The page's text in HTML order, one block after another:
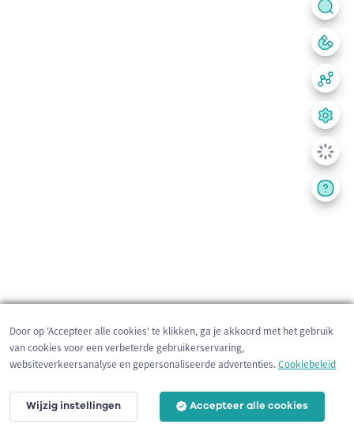
200 m
Door op 'Accepteer alle cookies' te klikken, ga je akkoord met het gebruik
van cookies voor een verbeterde gebruikerservaring,
websiteverkeersanalyse en gepersonaliseerde advertenties.Cookiebeleid
Wijzig instellingen Accepteer alle cookies